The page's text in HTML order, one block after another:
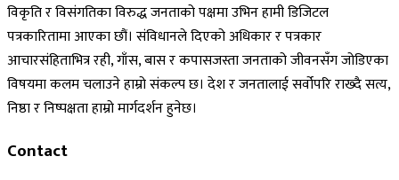
विकृति र विसंगतिका विरुद्ध जनताको पक्षमा उभिन हामी डिजिटल
पत्रकारितामा आएका छौं। संविधानले दिएको अधिकार र पत्रकार
आचारसंहिताभित्र रही, गाँस, बास र कपासजस्ता जनताको जीवनसँग जोडिएका
विषयमा कलम चलाउने हाम्रो संकल्प छ। देश र जनतालाई सर्वोपरि राख्दै सत्य,
निष्ठा र निष्पक्षता हाम्रो मार्गदर्शन हुनेछ।
Contact